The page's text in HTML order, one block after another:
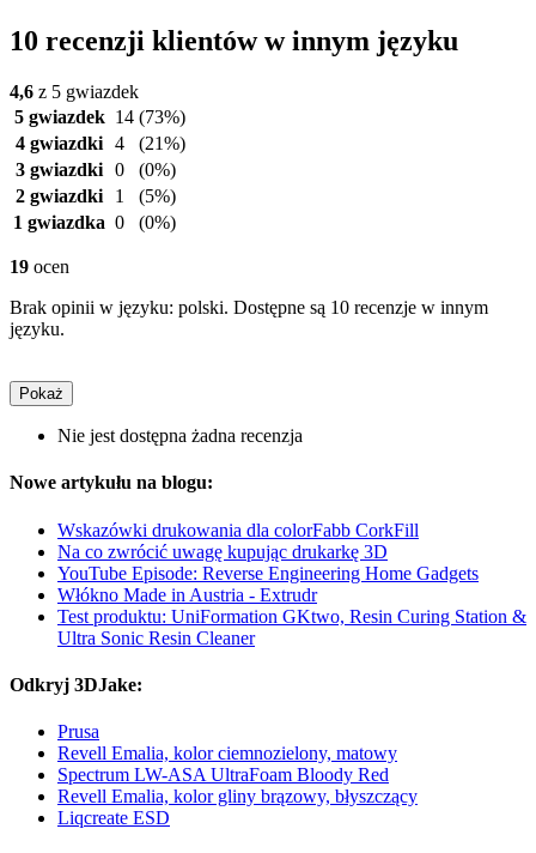
10 recenzji klientów w innym języku
4,6 z 5 gwiazdek
5 gwiazdek 14 (73%)
4 gwiazdki 4
(21%)
3 gwiazdki 0
(0%)
2 gwiazdki
1
(5%)
1 gwiazdka 0 (0%)
19 ocen
Brak opinii w języku: polski. Dostępne są 10 recenzje w innym
języku.
Pokaż
Nie jest dostępna żadna recenzja
Nowe artykułu na blogu:
Wskazówki drukowania dla colorFabb CorkFill
Na co zwrócić uwagę kupując drukarkę 3D
YouTube Episode: Reverse Engineering Home Gadgets
Włókno Made in Austria - Extrudr
Test produktu: UniFormation GKtwo, Resin Curing Station &
Ultra Sonic Resin Cleaner
Odkryj 3DJake:
Prusa
Revell Emalia, kolor ciemnozielony, matowy
Spectrum LW-ASA UltraFoam Bloody Red
Revell Emalia, kolor gliny brązowy, błyszczący
Liqcreate ESD